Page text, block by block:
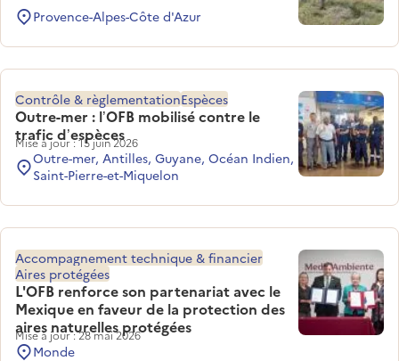
Provence-Alpes-Côte d'Azur
Outre-mer : l’OFB mobilisé contre le
trafic d’espèces
Contrôle & règlementationEspèces
Mise à jour : 15 juin 2026
Outre-mer, Antilles, Guyane, Océan Indien,
Saint-Pierre-et-Miquelon
L'OFB renforce son partenariat avec le
Mexique en faveur de la protection des
aires naturelles protégées
Accompagnement technique & financier
Aires protégées
Mise à jour : 28 mai 2026
Monde